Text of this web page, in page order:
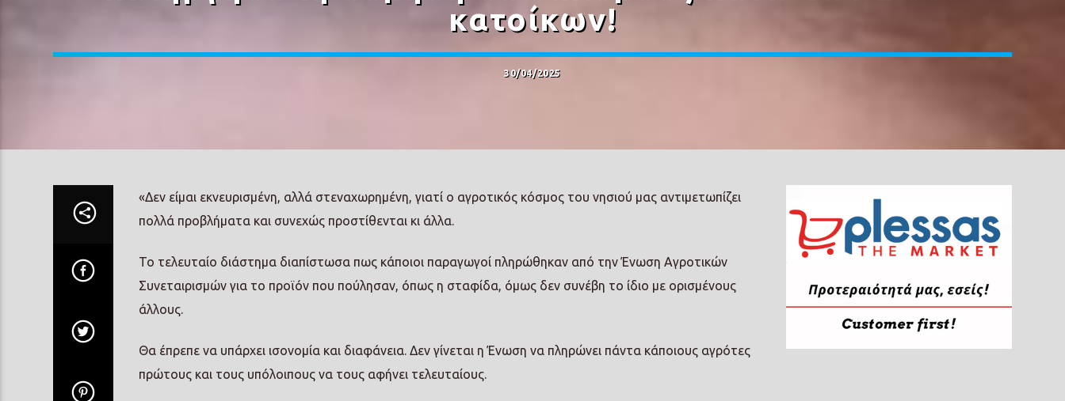
κατοίκων!
30/04/2025
«Δεν είμαι εκνευρισμένη, αλλά στεναχωρημένη, γιατί ο αγροτικός κόσμος του νησιού μας αντιμετωπίζει
πολλά προβλήματα και συνεχώς προστίθενται κι άλλα.
Το τελευταίο διάστημα διαπίστωσα πως κάποιοι παραγωγοί πληρώθηκαν από την Ένωση Αγροτικών
Συνεταιρισμών για το προϊόν που πούλησαν, όπως η σταφίδα, όμως δεν συνέβη το ίδιο με ορισμένους
άλλους.
Θα έπρεπε να υπάρχει ισονομία και διαφάνεια. Δεν γίνεται η Ένωση να πληρώνει πάντα κάποιους αγρότες
πρώτους και τους υπόλοιπους να τους αφήνει τελευταίους.